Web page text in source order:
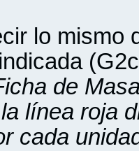
lo mismo
de
línea roja
cada